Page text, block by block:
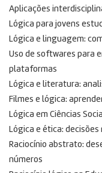
Aplicações
Lógica para jovens
Lógica e linguagem:
Uso de softwares para
plataformas
Lógica e literatura:
Filmes e lógica:
Lógica em Ciências
Lógica e ética:
Raciocínio abstrato:
números